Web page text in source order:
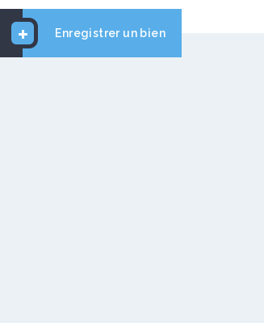
Enregistrer un bien